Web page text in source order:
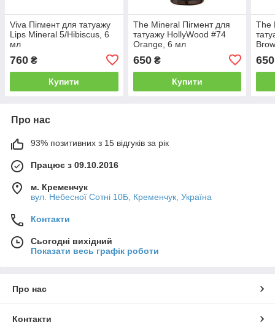
Viva Пігмент для татуажу
Lips Mineral 5/Hibiscus, 6
мл
760 ₴
Купити
The Mineral Пігмент для
татуажу HollyWood #74
Orange, 6 мл
650₴
Купити
The
650
Про нас
93% позитивних з 15 відгуків за рік
Працює з 09.10.2016
м. Кременчук
вул. Небесної Сотні 10Б, Кременчук, Україна
Контакти
Сьогодні вихідний
Показати весь графік роботи
Про нас
Контакти